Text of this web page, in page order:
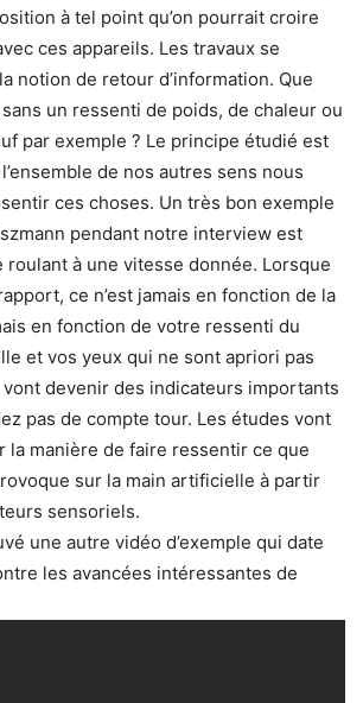
à tel point qu’on pourrait croire
ces appareils. Les travaux se
notion de retour d’information. Que
un ressenti de poids, de chaleur ou
par exemple ? Le principe étudié est
de nos autres sens nous
ces choses. Un très bon exemple
pendant notre interview est
roulant à une vitesse donnée. Lorsque
ce n’est jamais en fonction de la
en fonction de votre ressenti du
et vos yeux qui ne sont apriori pas
devenir des indicateurs importants
pas de compte tour. Les études vont
la manière de faire ressentir ce que
sur la main artificielle à partir
sensoriels.
une autre vidéo d’exemple qui date
les avancées intéressantes de